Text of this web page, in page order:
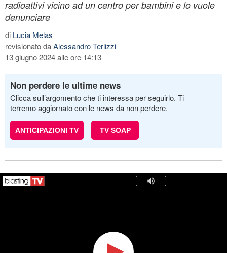
radioattivi vicino ad un centro per bambini e lo vuole
denunciare
di Lucia Melas
revisionato daAlessandro Terlizzi
13 giugno 2024 alle ore 14:13
Non perdere le ultime news
Clicca sull’argomento che ti interessa per seguirlo. Ti
terremo aggiornato con le news da non perdere.
ANTICIPAZIONI TV TV SOAP